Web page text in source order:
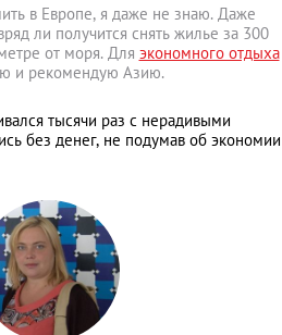
в Европе, я даже не знаю. Даже
ли получится снять жилье за 300
от моря. Для экономного отдыха
и рекомендую Азию.
тысячи раз с нерадивыми
без денег, не подумав об экономии